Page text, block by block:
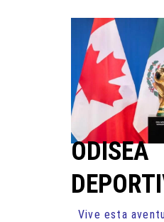
ODISEA
Vive esta